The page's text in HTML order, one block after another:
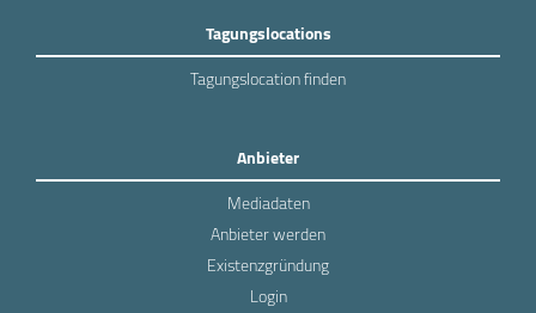
Tagungslocations
Tagungslocation finden
Anbieter
Mediadaten
Anbieter werden
Existenzgründung
Login